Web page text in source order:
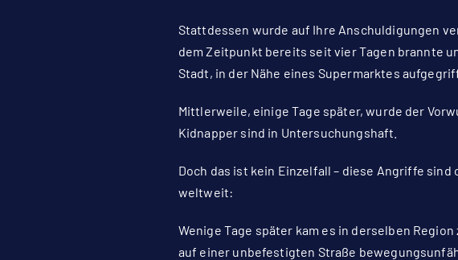
Stattdessen wurde auf Ihre Anschuldigungen
dem Zeitpunkt bereits seit vier Tagen brannte
Stadt, in der Nähe eines Supermarktes
Mittlerweile, einige Tage später, wurde der
Kidnapper sind in Untersuchungshaft.
Doch das ist kein Einzelfall – diese Angriffe
weltweit:
Wenige Tage später kam es in derselben
auf einer unbefestigten Straße